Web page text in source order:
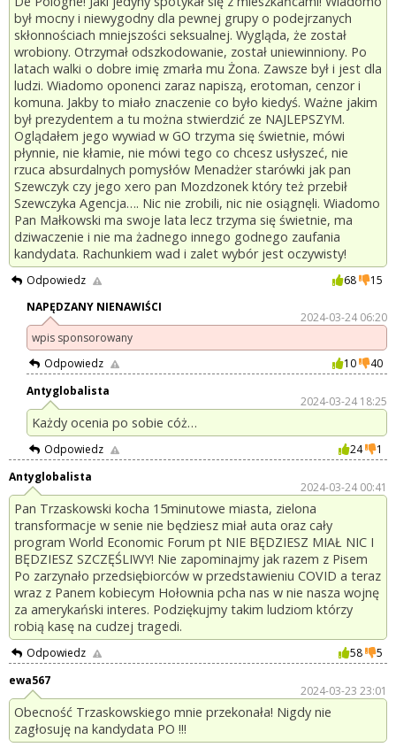
był mocny i niewygodny dla pewnej grupy o podejrzanych
skłonnościach mniejszości seksualnej. Wygląda, że został
wrobiony. Otrzymał odszkodowanie, został uniewinniony. Po
latach walki o dobre imię zmarła mu Żona. Zawsze był i jest dla
ludzi. Wiadomo oponenci zaraz napiszą, erotoman, cenzor i
komuna. Jakby to miało znaczenie co było kiedyś. Ważne jakim
był prezydentem a tu można stwierdzić ze NAJLEPSZYM.
Oglądałem jego wywiad w GO trzyma się świetnie, mówi
płynnie, nie kłamie, nie mówi tego co chcesz usłyszeć, nie
rzuca absurdalnych pomysłów Menadżer starówki jak pan
Szewczyk czy jego xero pan Mozdzonek który też przebił
Szewczyka Agencja…. Nic nie zrobili, nic nie osiągnęli. Wiadomo
Pan Małkowski ma swoje lata lecz trzyma się świetnie, ma
dziwaczenie i nie ma żadnego innego godnego zaufania
kandydata. Rachunkiem wad i zalet wybór jest oczywisty!
Odpowiedz 68
15
NAPĘDZANY NIENAWIŚCI
2024-03-24 06:20
wpis sponsorowany
Odpowiedz
10
40
Antyglobalista
2024-03-24 18:25
Każdy ocenia po sobie cóż…
Odpowiedz 24
1
Antyglobalista
2024-03-24 00:41
Pan Trzaskowski kocha 15minutowe miasta, zielona
transformacje w senie nie będziesz miał auta oraz cały
program World Economic Forum pt NIE BĘDZIESZ MIAŁ NIC I
BĘDZIESZ SZCZĘŚLIWY! Nie zapominajmy jak razem z Pisem
Po zarzynało przedsiębiorców w przedstawieniu COVID a teraz
wraz z Panem kobiecym Hołownia pcha nas w nie nasza wojnę
za amerykański interes. Podziękujmy takim ludziom którzy
robią kasę na cudzej tragedi.
Odpowiedz 58
5
ewa567
2024-03-23 23:01
Obecność Trzaskowskiego mnie przekonała! Nigdy nie
zagłosuję na kandydata PO !!!